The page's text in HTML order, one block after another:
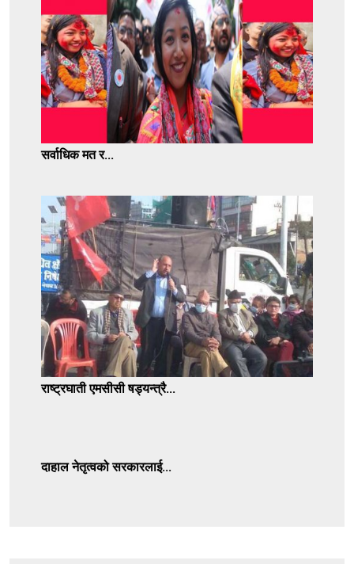
सर्वाधिक मत र...
राष्ट्रघाती एमसीसी षड्यन्त्रै...
दाहाल नेतृत्वको सरकारलाई...